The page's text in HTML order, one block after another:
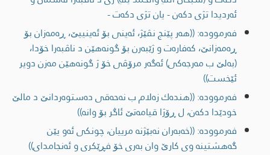
ئەردیدا تژی دكه‌ن - یان تژی دکەت -
فەرموودە: ((هه‌ر پێنج نڤێژ، ئه‌ینی بۆ ئه‌ینییێ، ڕه‌مه‌زان بۆ
ڕه‌مه‌زانێ، كه‌فاره‌ت و ژێبه‌رن بۆ گونه‌هێن د ناڤبه‌را خۆدا،
(به‌لێ ب مه‌رجه‌كی) ئه‌گه‌ر مرۆڤی خۆ ژ گونه‌هێن مه‌زن دویر
ئێخست))
فەرموودە: ((هنده‌ك زه‌لام ب نه‌حه‌قی ده‌ستوه‌ردانێ د مالێ
خودێدا دكه‌ن، ل ڕۆژا قیامه‌تێ ئاگر بۆ وانه‌))
فەرموودە: ((خه‌به‌ران نه‌بێژنه‌ مرییان، چونكی ئه‌و یێن
گه‌هشتینه‌ وی كارێ وان به‌ری خۆ فڕێكری و ئه‌نجامدای))